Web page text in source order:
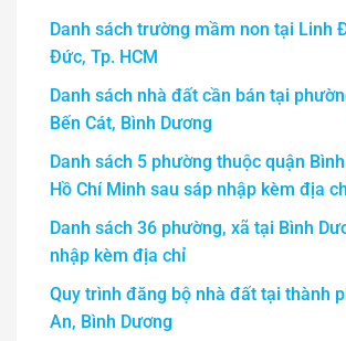
Danh sách trường mầm non tại Linh
Đức, Tp. HCM
Danh sách nhà đất cần bán tại
Bến Cát, Bình Dương
Danh sách 5 phường thuộc quận
Hồ Chí Minh sau sáp nhập kèm địa
Danh sách 36 phường, xã tại Bình
nhập kèm địa chỉ
Quy trình đăng bộ nhà đất tại thành
An, Bình Dương